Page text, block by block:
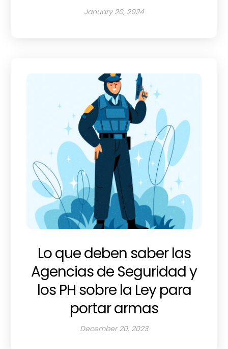
January 20, 2024
Lo que deben saber las
Agencias de Seguridad y
los PH sobre la Ley para
portar armas
December 20, 2023